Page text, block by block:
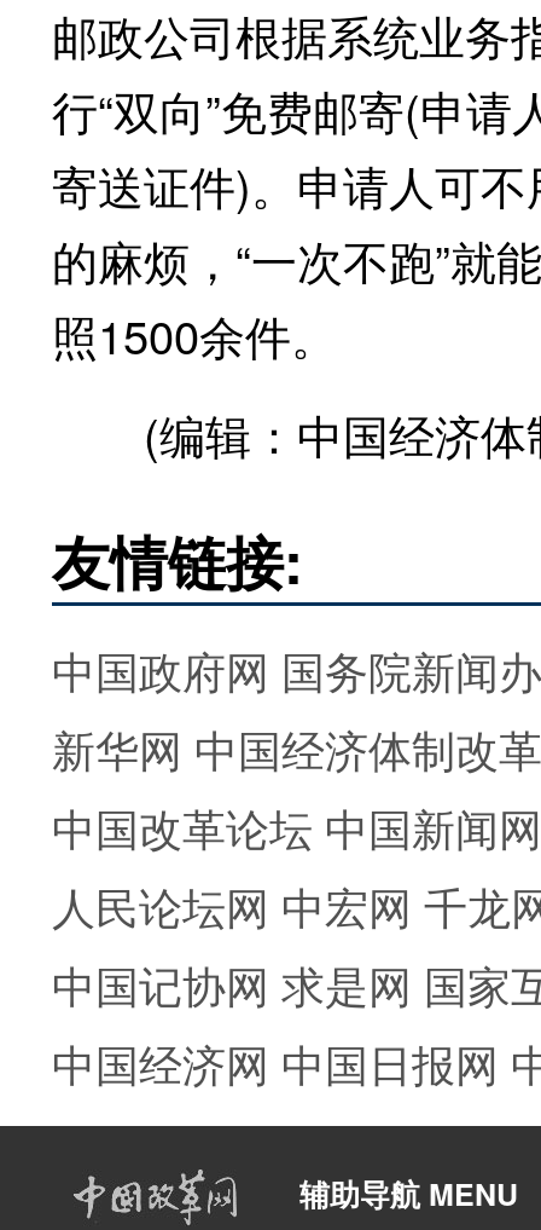
邮政公司根据系统业务
行“双向”免费邮寄(申
寄送证件)。申请人可
的麻烦，“一次不跑”就
照1500余件。
(编辑：中国经济体
友情链接:
中国政府网 国务院新闻
新华网 中国经济体制改
中国改革论坛 中国新闻网
人民论坛网 中宏网 千龙
中国记协网 求是网 国家
中国经济网 中国日报网
辅助导航 MENU